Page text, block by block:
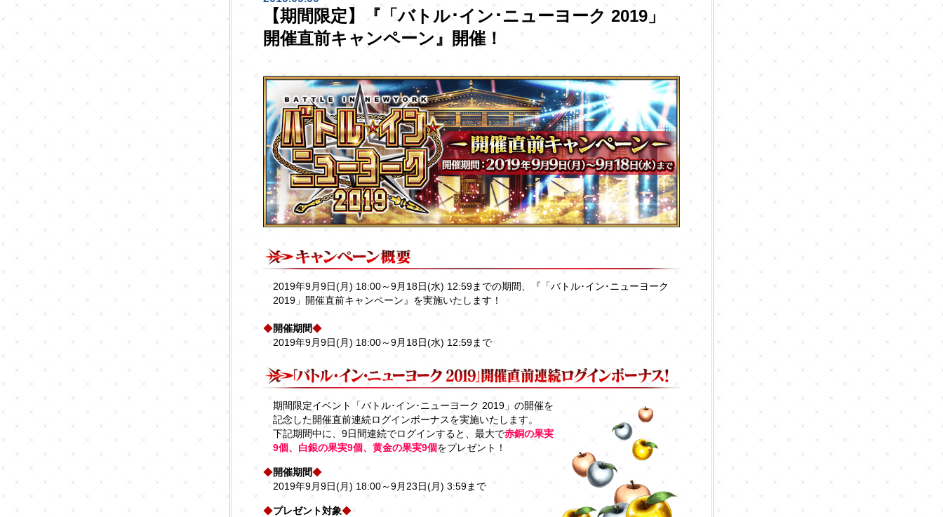
【期間限定】『「バトル･イン･ニューヨーク 2019」
開催直前キャンペーン』開催！
2019年9月9日(月) 18:00～9月18日(水) 12:59までの期間、『「バトル･イン･ニューヨーク
2019」開催直前キャンペーン』を実施いたします！
◆開催期間◆
2019年9月9日(月) 18:00～9月18日(水) 12:59まで
期間限定イベント「バトル･イン･ニューヨーク 2019」の開催を
記念した開催直前連続ログインボーナスを実施いたします。
下記期間中に、9日間連続でログインすると、最大で赤銅の果実
9個、白銀の果実9個、黄金の果実9個をプレゼント！
◆開催期間◆
2019年9月9日(月) 18:00～9月23日(月) 3:59まで
◆プレゼント対象◆